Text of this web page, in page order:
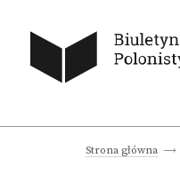
Strona główna